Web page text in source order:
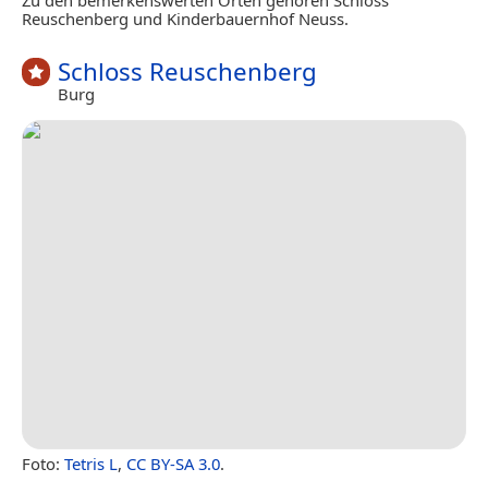
Reuschenberg und Kinderbauernhof Neuss.
Schloss Reuschenberg
Burg
Foto: Tetris L, CC BY-SA 3.0.